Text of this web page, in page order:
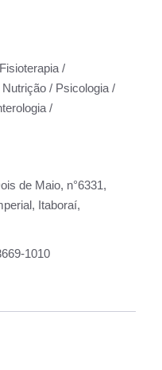
/
/ Psicologia /
/
de Maio, n°6331,
Itaboraí,
1010